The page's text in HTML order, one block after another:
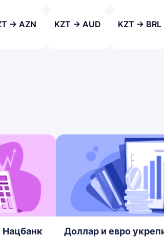
→ AZN KZT → AUD KZT → BRL
Нацбанк
Доллар и евро